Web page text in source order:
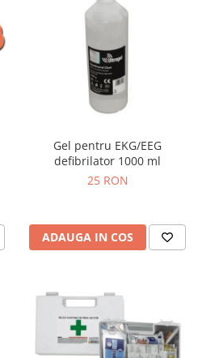
Gel pentru EKG/EEG
defibrilator 1000 ml
25 RON
ADAUGA IN COS